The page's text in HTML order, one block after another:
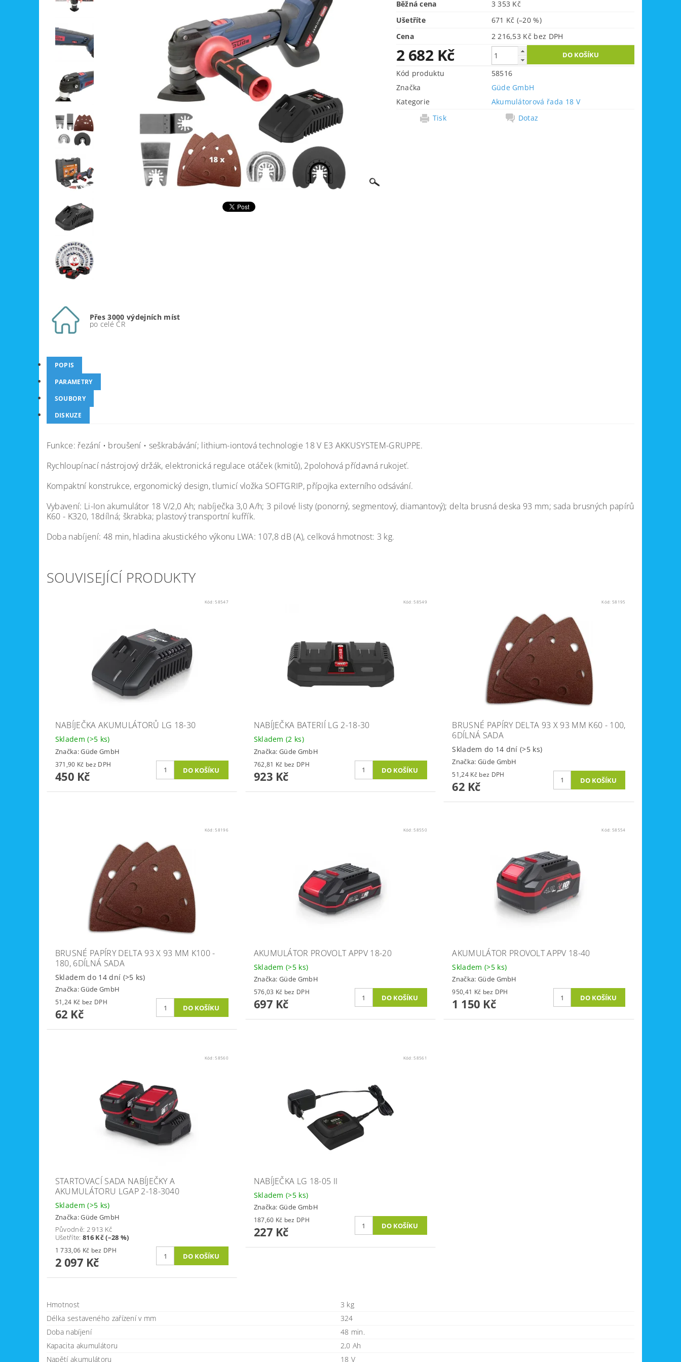
Běžná cena
3 353 Kč
Ušetříte
671 Kč (–20 %)
Cena
2 216,53 Kč bez DPH
2 682 Kč
Kód produktu
58516
Značka
Güde GmbH
Kategorie
Akumulátorová řada 18 V
Tisk
Dotaz
Přes 3000 výdejních míst
po celé ČR
POPIS
PARAMETRY
SOUBORY
DISKUZE
Funkce: řezání • broušení • seškrabávání; lithium-iontová technologie 18 V E3 AKKUSYSTEM-GRUPPE.
Rychloupínací nástrojový držák, elektronická regulace otáček (kmitů), 2polohová přídavná rukojeť.
Kompaktní konstrukce, ergonomický design, tlumicí vložka SOFTGRIP, přípojka externího odsávání.
Vybavení: Li-Ion akumulátor 18 V/2,0 Ah; nabíječka 3,0 A/h; 3 pilové listy (ponorný, segmentový, diamantový); delta brusná deska 93 mm; sada brusných papírů
K60 - K320, 18dílná; škrabka; plastový transportní kufřík.
Doba nabíjení: 48 min, hladina akustického výkonu LWA: 107,8 dB (A), celková hmotnost: 3 kg.
SOUVISEJÍCÍ PRODUKTY
Kód:58547
NABÍJEČKA AKUMULÁTORŮ LG 18-30
Skladem(>5 ks)
Značka:Güde GmbH
371,90 Kč bez DPH
450 Kč
Kód:58549
NABÍJEČKA BATERIÍ LG 2-18-30
Skladem(2 ks)
Značka:Güde GmbH
762,81 Kč bez DPH
923 Kč
Kód:58195
BRUSNÉ PAPÍRY DELTA 93 X 93 MM K60 - 100,
6DÍLNÁ SADA
Skladem do 14 dní(>5 ks)
Značka: Güde GmbH
51,24 Kč bez DPH
62 Kč
Kód:58196
BRUSNÉ PAPÍRY DELTA 93 X 93 MM K100 -
180, 6DÍLNÁ SADA
Skladem do 14 dní (>5 ks)
Značka:Güde GmbH
51,24 Kč bez DPH
62 Kč
Kód:58550
AKUMULÁTOR PROVOLT APPV 18-20
Skladem(>5 ks)
Značka:Güde GmbH
576,03 Kč bez DPH
697 Kč
Kód:58554
AKUMULÁTOR PROVOLT APPV 18-40
Skladem (>5 ks)
Značka: Güde GmbH
950,41 Kč bez DPH
1 150 Kč
Kód:58560
STARTOVACÍ SADA NABÍJEČKY A
AKUMULÁTORU LGAP 2-18-3040
Skladem(>5 ks)
Značka:Güde GmbH
Původně: 2 913 Kč
Ušetříte: 816 Kč (–28 %)
1 733,06 Kč bez DPH
2 097 Kč
Kód:58561
NABÍJEČKA LG 18-05 II
Skladem(>5 ks)
Značka:Güde GmbH
187,60 Kč bez DPH
227 Kč
Hmotnost
3 kg
Délka sestaveného zařízení v mm
324
Doba nabíjení
48 min.
Kapacita akumulátoru
2,0 Ah
Napětí akumulátoru
18 V